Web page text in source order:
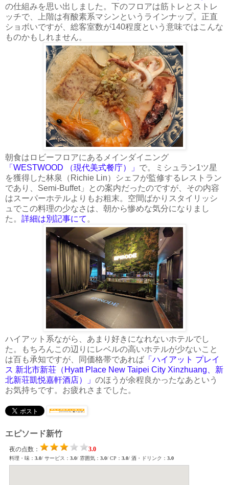
の仕組みを思い出しました。下のフロアは筋トレとストレ
ッチで、上階は有酸素系マシンというラインナップ。正直
ショボいですが、総客室数が140程度という意味ではこんな
ものかもしれません。
朝食はロビーフロアにあるメインダイニング
「WESTWOOD （現代美式餐庁）」 で。ミシュラン1ツ星
を獲得した林泉（Richie Lin）シェフが監修するレストラン
であり、Semi-Buffet」との案内だったのですが、その内容
はスーパーホテルよりもお粗末。空間ばかりスタイリッシ
ュでこの料理の少なさは、朝から惨めな気分になりまし
た。 詳細は別記事にて 。
ハイアット系ながら、あまり好きになれないホテルでし
た。もちろんこの辺りにレベルの高いホテルが少ないこと
は百も承知ですが、同価格帯であれば 「ハイアット プレイ
ス 新北市新荘（Hyatt Place New Taipei City Xinzhuang、新
北新荘凱悦嘉軒酒店）」 のほうが余程良かったなあという
お気持ちです。お疲れさまでした。
エピソード新竹